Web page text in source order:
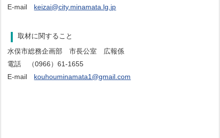
E-mail keizai@city.minamata.lg.jp
取材に関すること
水俣市総務企画部 市長公室 広報係
電話 （0966）61-1655
E-mail kouhouminamata1@gmail.com